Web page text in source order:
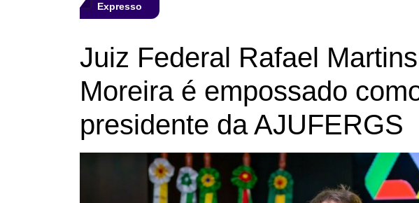
Expresso
Juiz Federal Rafael
Moreira é empossado
presidente da AJUFERGS